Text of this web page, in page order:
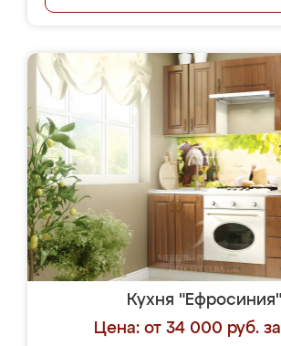
Кухня "Ефросиния"
Цена: от 34 000 руб.